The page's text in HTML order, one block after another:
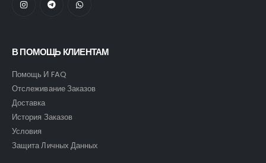
В ПОМОЩЬ КЛИЕНТАМ
Помощь И FAQ
Отслеживание Заказов
Доставка
История Заказов
Условия
Защита Личных Данных